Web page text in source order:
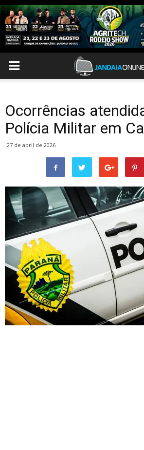
Ocorrências
Polícia Militar em
27 de abril de 2026